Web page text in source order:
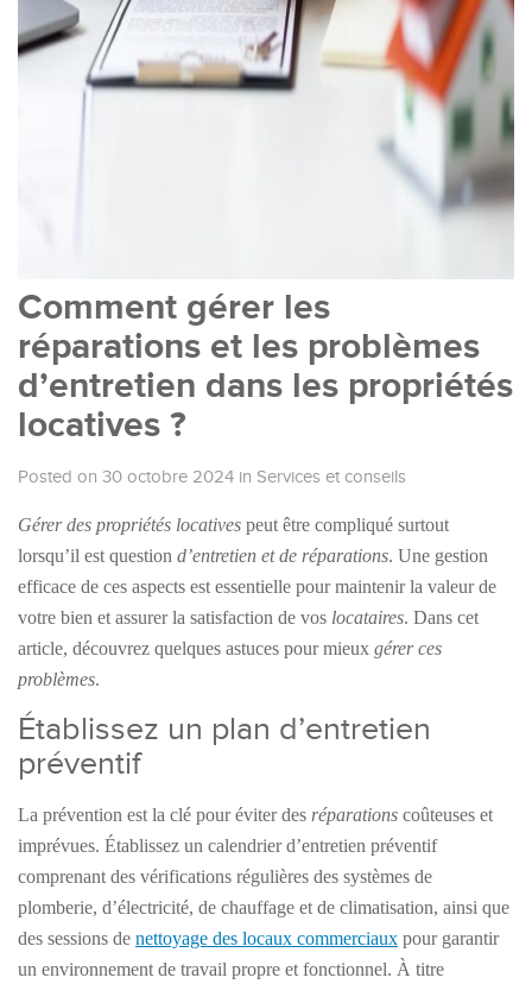
Comment gérer les
réparations et les problèmes
d’entretien dans les propriétés
locatives ?
Posted on 30 octobre 2024 in Services et conseils
Gérer des propriétés locatives peut être compliqué surtout
lorsqu’il est question d’entretien et de réparations. Une gestion
efficace de ces aspects est essentielle pour maintenir la valeur de
votre bien et assurer la satisfaction de vos locataires. Dans cet
article, découvrez quelques astuces pour mieux gérer ces
problèmes.
Établissez un plan d’entretien
préventif
La prévention est la clé pour éviter des réparations coûteuses et
imprévues. Établissez un calendrier d’entretien préventif
comprenant des vérifications régulières des systèmes de
plomberie, d’électricité, de chauffage et de climatisation, ainsi que
des sessions de nettoyage des locaux commerciaux pour garantir
un environnement de travail propre et fonctionnel. À titre